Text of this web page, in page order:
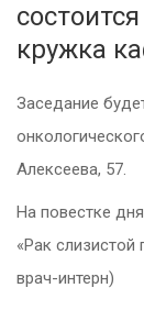
кружка
Заседание
Алексеева, 57.
На повестке
«Рак слизистой
врач-интерн)